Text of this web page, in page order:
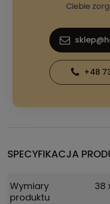
Ciebie
+48
SPECYFIKACJA
Wymiary
produktu
38